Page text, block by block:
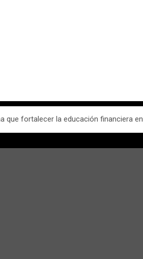
que fortalecer la educación financiera